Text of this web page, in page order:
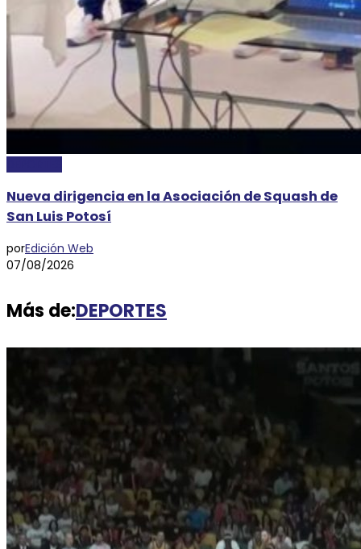
Nueva dirigencia en la Asociación de Squash de
San Luis Potosí
porEdición Web
07/08/2026
Más de:DEPORTES